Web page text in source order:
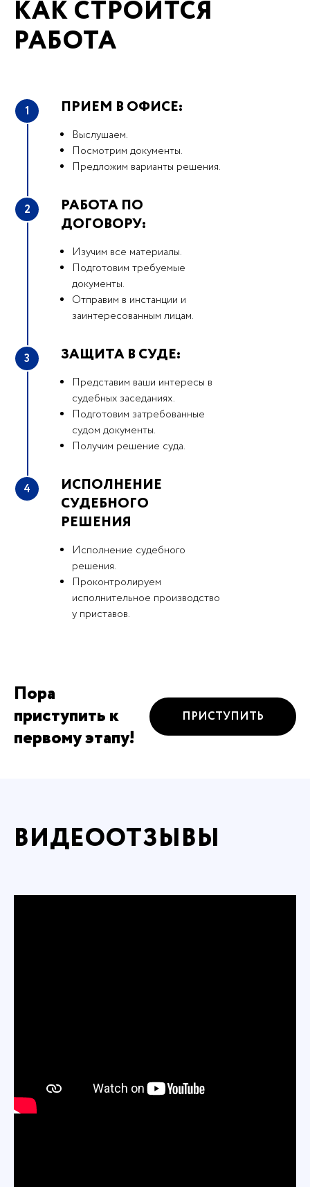
КАК СТРОИТСЯ
РАБОТА
1 ПРИЕМ В ОФИСЕ:
Выслушаем.
Посмотрим документы.
Предложим варианты решения.
2
РАБОТА ПО
ДОГОВОРУ:
Изучим все материалы.
Подготовим требуемые
документы.
Отправим в инстанции и
заинтересованным лицам.
3 ЗАЩИТА В СУДЕ:
Представим ваши интересы в
судебных заседаниях.
Подготовим затребованные
судом документы.
Получим решение суда.
4
ИСПОЛНЕНИЕ
СУДЕБНОГО
РЕШЕНИЯ
Исполнение судебного
решения.
Проконтролируем
исполнительное производство
у приставов.
Пора
приступить к
первому этапу!
ПРИСТУПИТЬ
ВИДЕООТЗЫВЫ